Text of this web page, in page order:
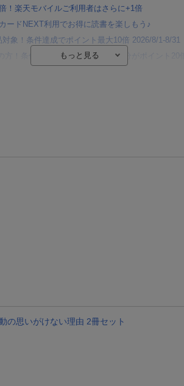
！楽天モバイルご利用者はさらに+1倍
ードNEXT利用でお得に読書を楽しもう♪
象！条件達成でポイント最大10倍 2026/8/1-8/31
方！条件達成で楽天ブックス購入分がポイント20倍
の思いがけない理由 2冊セット